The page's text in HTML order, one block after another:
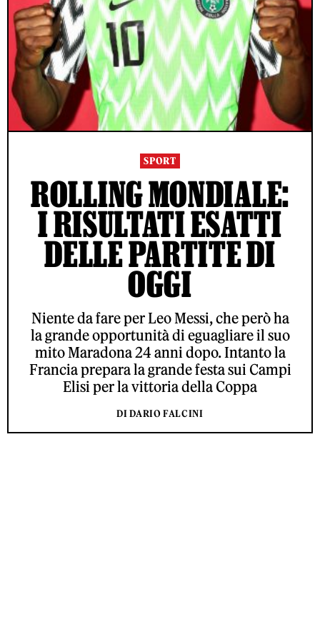
SPORT
ROLLING MONDIALE:
I RISULTATI ESATTI
DELLE PARTITE DI
OGGI
Niente da fare per Leo Messi, che però ha
la grande opportunità di eguagliare il suo
mito Maradona 24 anni dopo. Intanto la
Francia prepara la grande festa sui Campi
Elisi per la vittoria della Coppa
DI DARIO FALCINI